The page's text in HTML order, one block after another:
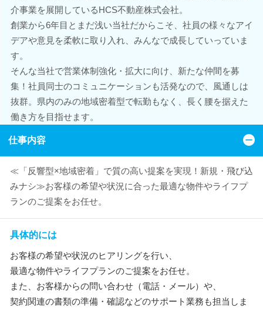
介事業を展開しているHCS不動産株式会社。
創業から6年目とまだ浅い当社だからこそ、社員の様々なアイ
デアや意見を柔軟に取り入れ、みんなで成長していっていま
す。
そんな当社で営業体制強化・拡大に向け、新たな仲間を募
集！社員同士のコミュニケーションも活発なので、風通しは
抜群。県内のみの地域密着型で転勤もなく、長く腰を据えた
働き方を目指せます。
仕事内容
≪「反響型×地域密着」で質の高い提案を実現！新規・飛び込
みナシ≫お客様の希望や状況に合った最適な物件やライフプ
ランのご提案をお任せ。
具体的には
お客様の希望や状況のヒアリングを行い、
最適な物件やライフプランのご提案をお任せ。
また、お客様からの問い合わせ（電話・メール）や、
契約関連の書類の準備・確認などのサポート業務も担当しま